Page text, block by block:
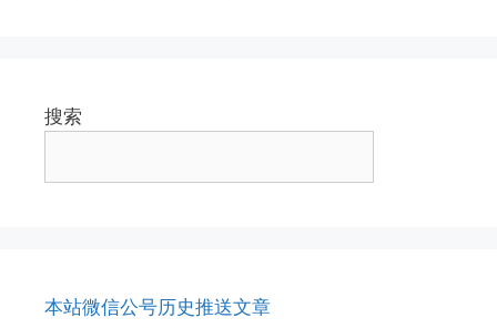
搜索
本站微信公号历史推送文章